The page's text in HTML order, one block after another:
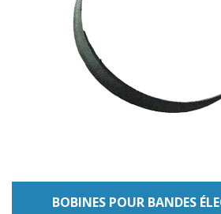
BOBINES POUR BANDES